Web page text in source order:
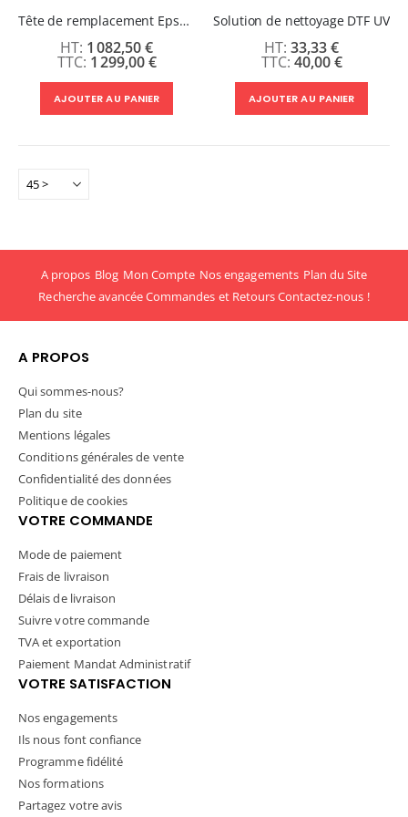
Tête de remplacement Epson I3200U1 pour imprimante DTF UV
1 299,00 €
1 082,50 €
AJOUTER AU PANIER
Solution de nettoyage DTF UV
40,00 €
33,33 €
AJOUTER AU PANIER
A propos Blog Mon Compte Nos engagements Plan du Site
Recherche avancéeCommandes et RetoursContactez-nous !
A PROPOS
Qui sommes-nous?
Plan du site
Mentions légales
Conditions générales de vente
Confidentialité des données
Politique de cookies
VOTRE COMMANDE
Mode de paiement
Frais de livraison
Délais de livraison
Suivre votre commande
TVA et exportation
Paiement Mandat Administratif
VOTRE SATISFACTION
Nos engagements
Ils nous font confiance
Programme fidélité
Nos formations
Partagez votre avis